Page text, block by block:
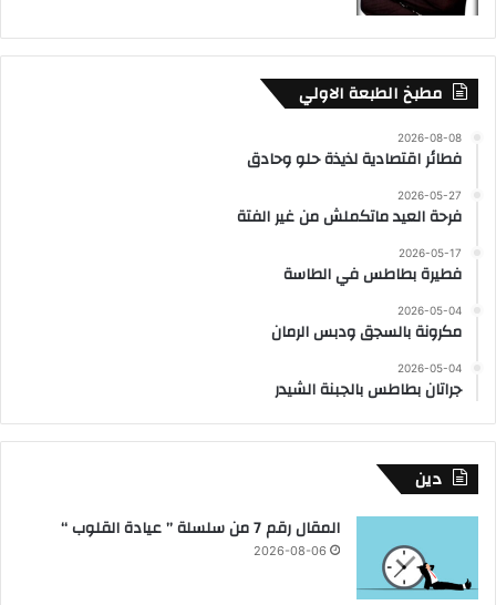
مطبخ الطبعة الاولي
2026-08-08
فطائر اقتصادية لذيذة حلو وحادق
2026-05-27
فرحة العيد ماتكملش من غير الفتة
2026-05-17
فطيرة بطاطس في الطاسة
2026-05-04
مكرونة بالسجق ودبس الرمان
2026-05-04
جراتان بطاطس بالجبنة الشيدر
دين
المقال رقم 7 من سلسلة ” عيادة القلوب “
2026-08-06